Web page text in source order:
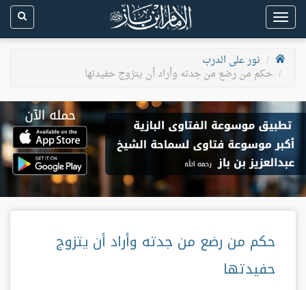
Toggle
navigation
نور على الدرب
حكم من رضع من جدته وأراد أن يتزوج حفيدتها
حكم من رضع من جدته وأراد أن يتزوج
حفيدتها